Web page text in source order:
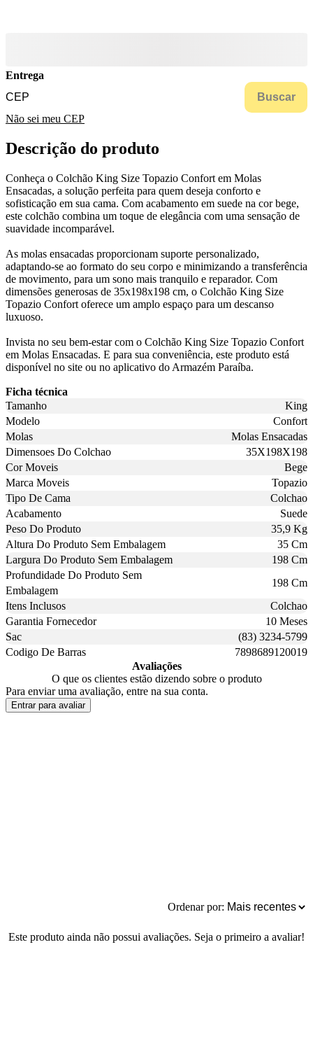
Entrega
Buscar
Não sei meu CEP
Descrição do produto
Conheça o Colchão King Size Topazio Confort em Molas
Ensacadas, a solução perfeita para quem deseja conforto e
sofisticação em sua cama. Com acabamento em suede na cor bege,
este colchão combina um toque de elegância com uma sensação de
suavidade incomparável.
As molas ensacadas proporcionam suporte personalizado,
adaptando-se ao formato do seu corpo e minimizando a transferência
de movimento, para um sono mais tranquilo e reparador. Com
dimensões generosas de 35x198x198 cm, o Colchão King Size
Topazio Confort oferece um amplo espaço para um descanso
luxuoso.
Invista no seu bem-estar com o Colchão King Size Topazio Confort
em Molas Ensacadas. E para sua conveniência, este produto está
disponível no site ou no aplicativo do Armazém Paraíba.
Ficha técnica
Tamanho
King
Modelo
Confort
Molas
Molas Ensacadas
Dimensoes Do Colchao
35X198X198
Cor Moveis
Bege
Marca Moveis
Topazio
Tipo De Cama
Colchao
Acabamento
Suede
Peso Do Produto
35,9 Kg
Altura Do Produto Sem Embalagem
35 Cm
Largura Do Produto Sem Embalagem
198 Cm
Profundidade Do Produto Sem
Embalagem
198 Cm
Itens Inclusos
Colchao
Garantia Fornecedor
10 Meses
Sac
(83) 3234-5799
Codigo De Barras
7898689120019
Avaliações
O que os clientes estão dizendo sobre o produto
Para enviar uma avaliação, entre na sua conta.
Entrar para avaliar
Ordenar por:
Este produto ainda não possui avaliações. Seja o primeiro a avaliar!